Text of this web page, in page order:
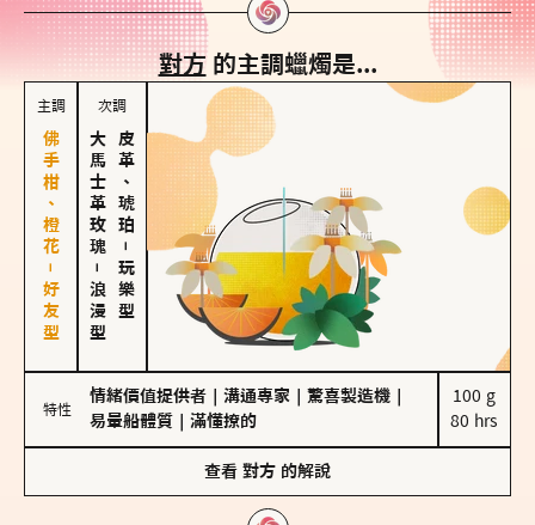
對方的主調蠟燭是...
主調
佛手柑、橙花－好友型
次調
大馬士革玫瑰
－
浪漫型
皮革、琥珀
－
玩樂型
特性
情緒價值提供者 溝通專家 驚喜製造機
易暈船體質
滿懂撩的
100 g
80 hrs
查看 對方 的解說